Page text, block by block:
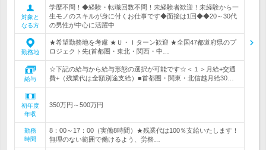
対象と
なる方
学歴不問！◆経験・転職回数不問！未経験者歓迎！未経験から一
生モノのスキルが身に付くお仕事です◆面接は1回◆◆20～30代
の男性が中心に活躍中
勤務地
★希望勤務地を考慮 ★Ｕ・Ｉターン歓迎 ★全国47都道府県のプ
ロジェクト先(首都圏・東北・関西・中…
給与
☆下記の給与から給与形態の選択が可能です☆＜１＞月給+交通
費+（残業代は全額別途支給）■首都圏・関東・北信越月給30…
初年度
年収
350万円～500万円
勤務
時間
8：00～17：00（実働8時間）★残業代は100％支給いたします！
無理のない範囲で働けるよう、労務…